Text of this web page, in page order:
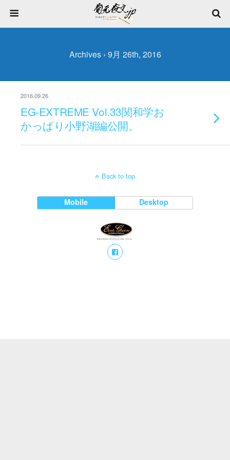
Archives › 9月 26th, 2016
2016.09.26
EG-EXTREME Vol.33関和学お
かっぱり小野湖編公開。
Back to top
Mobile Desktop